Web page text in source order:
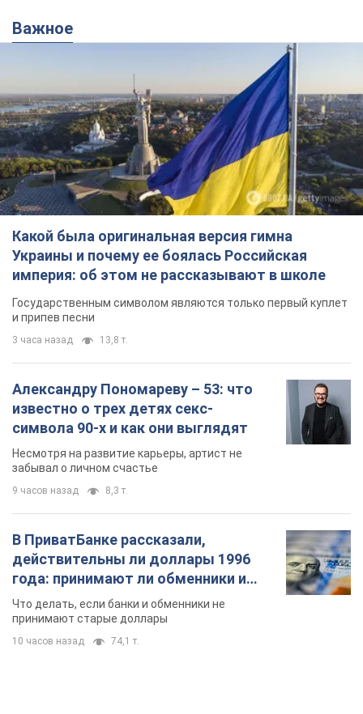
Важное
Какой была оригинальная версия гимна
Украины и почему ее боялась Российская
империя: об этом не рассказывают в школе
Государственным символом являются только первый куплет
и припев песни
3 часа назад 13,8 т.
Александру Пономареву – 53: что
известно о трех детях секс-
символа 90-х и как они выглядят
Несмотря на развитие карьеры, артист не
забывал о личном счастье
9 часов назад 8,3 т.
В ПриватБанке рассказали,
действительны ли доллары 1996
года: принимают ли обменники и
банки такие купюры
Что делать, если банки и обменники не
принимают старые доллары
10 часов назад 74,1 т.